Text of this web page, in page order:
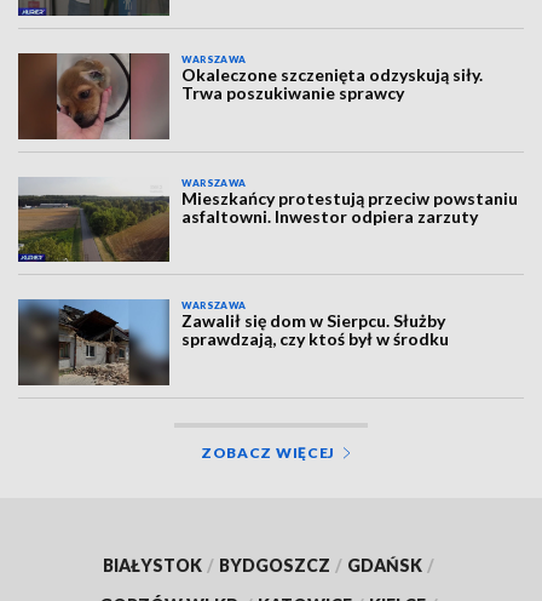
WARSZAWA
Okaleczone szczenięta odzyskują siły.
Trwa poszukiwanie sprawcy
WARSZAWA
Mieszkańcy protestują przeciw powstaniu
asfaltowni. Inwestor odpiera zarzuty
WARSZAWA
Zawalił się dom w Sierpcu. Służby
sprawdzają, czy ktoś był w środku
ZOBACZ WIĘCEJ
BIAŁYSTOK / BYDGOSZCZ / GDAŃSK /